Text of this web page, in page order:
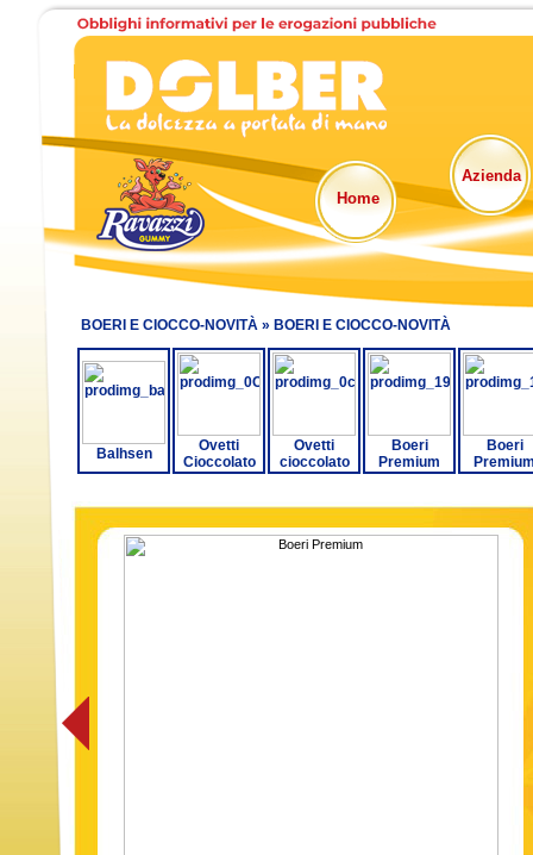
Home
Azienda
BOERI E CIOCCO-NOVITÀ » BOERI E CIOCCO-NOVITÀ
Balhsen
Ovetti
Cioccolato
Ovetti
cioccolato
Boeri
Premium
Boeri